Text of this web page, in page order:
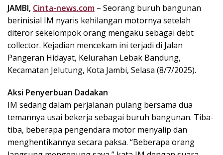
n
n
s
p
a
s
JAMBI, Cinta-news.com – Seorang buruh bangunan
berinisial IM nyaris kehilangan motornya setelah
diteror sekelompok orang mengaku sebagai debt
collector. Kejadian mencekam ini terjadi di Jalan
Pangeran Hidayat, Kelurahan Lebak Bandung,
Kecamatan Jelutung, Kota Jambi, Selasa (8/7/2025).
Aksi Penyerbuan Dadakan
IM sedang dalam perjalanan pulang bersama dua
temannya usai bekerja sebagai buruh bangunan. Tiba-
tiba, beberapa pengendara motor menyalip dan
menghentikannya secara paksa. “Beberapa orang